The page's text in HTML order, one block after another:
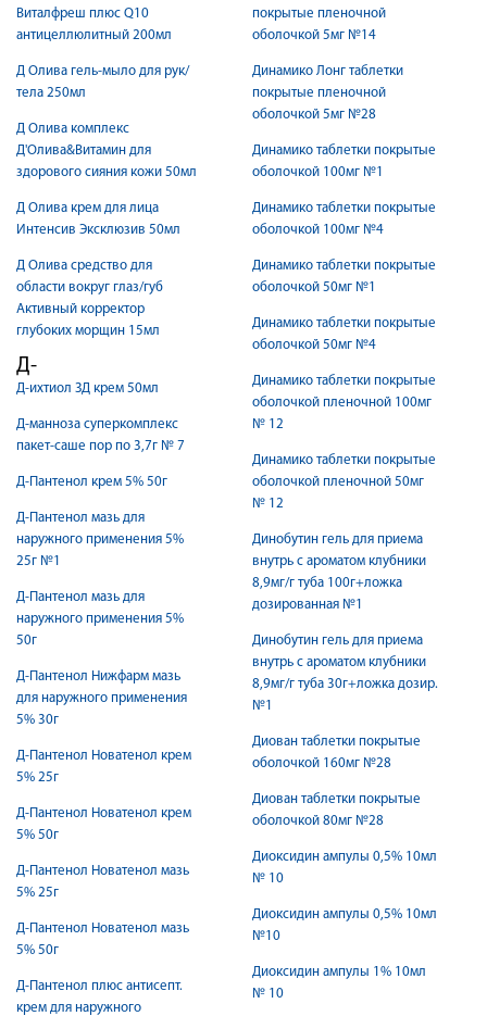
Виталфреш плюс Q10
антицеллюлитный 200мл
Д Олива гель-мыло для рук/
тела 250мл
Д Олива комплекс
Д'Олива&Витамин для
здорового сияния кожи 50мл
Д Олива крем для лица
Интенсив Эксклюзив 50мл
Д Олива средство для
области вокруг глаз/губ
Активный корректор
глубоких морщин 15мл
Д-
Д-ихтиол ЗД крем 50мл
Д-манноза суперкомплекс
пакет-саше пор по 3,7г № 7
Д-Пантенол крем 5% 50г
Д-Пантенол мазь для
наружного применения 5%
25г №1
Д-Пантенол мазь для
наружного применения 5%
50г
Д-Пантенол Нижфарм мазь
для наружного применения
5% 30г
Д-Пантенол Новатенол крем
5% 25г
Д-Пантенол Новатенол крем
5% 50г
Д-Пантенол Новатенол мазь
5% 25г
Д-Пантенол Новатенол мазь
5% 50г
Д-Пантенол плюс антисепт.
крем для наружного
покрытые пленочной
оболочкой 5мг №14
Динамико Лонг таблетки
покрытые пленочной
оболочкой 5мг №28
Динамико таблетки покрытые
оболочкой 100мг №1
Динамико таблетки покрытые
оболочкой 100мг №4
Динамико таблетки покрытые
оболочкой 50мг №1
Динамико таблетки покрытые
оболочкой 50мг №4
Динамико таблетки покрытые
оболочкой пленочной 100мг
№ 12
Динамико таблетки покрытые
оболочкой пленочной 50мг
№ 12
Динобутин гель для приема
внутрь с ароматом клубники
8,9мг/г туба 100г+ложка
дозированная №1
Динобутин гель для приема
внутрь с ароматом клубники
8,9мг/г туба 30г+ложка дозир.
№1
Диован таблетки покрытые
оболочкой 160мг №28
Диован таблетки покрытые
оболочкой 80мг №28
Диоксидин ампулы 0,5% 10мл
№ 10
Диоксидин ампулы 0,5% 10мл
№10
Диоксидин ампулы 1% 10мл
№ 10